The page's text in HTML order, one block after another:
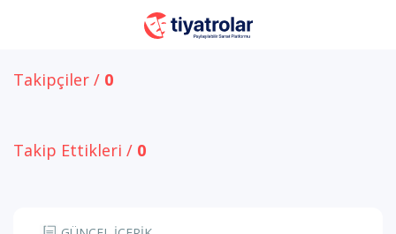
Takipçiler / 0
Takip Ettikleri / 0